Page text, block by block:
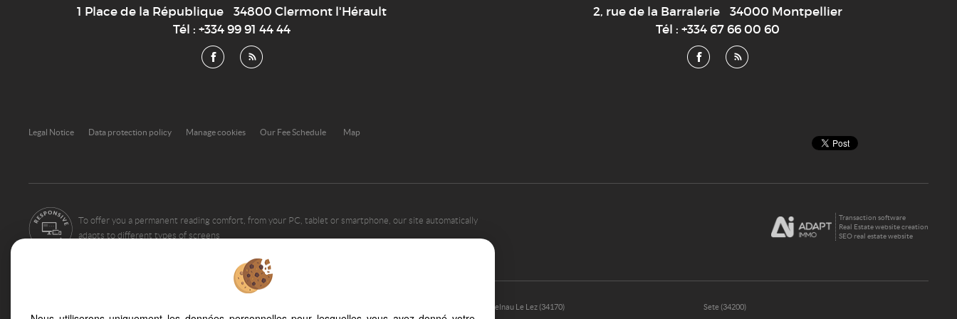
1 Place de la République 34800 Clermont l'Hérault
Tél :+334 99 91 44 44
2, rue de la Barralerie 34000 Montpellier
Tél :+334 67 66 00 60
Legal Notice Data protection policy Manage cookies Our Fee Schedule Map
To offer you a permanent reading comfort, from your PC, tablet or smartphone, our site automatically
adapts to different types of screens
Transaction software
Real Estate website creation
SEO real estate website
Castelnau Le Lez (34170) Sete (34200)